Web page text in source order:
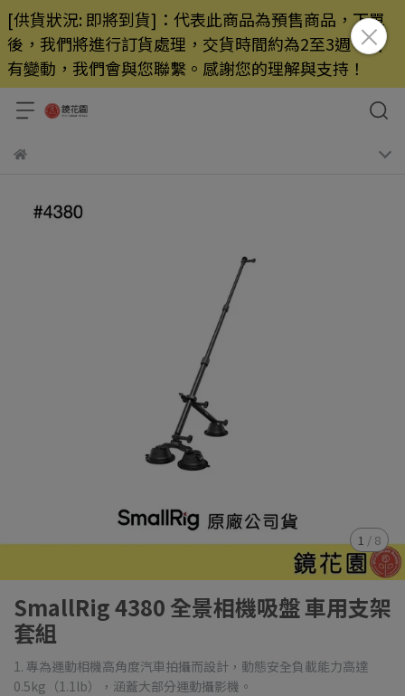
[供貨狀況: 即將到貨]：代表此商品為預售商品，下單
後，我們將進行訂貨處理，交貨時間約為2至3週，若
有變動，我們會與您聯繫。感謝您的理解與支持！
1 / 8
SmallRig 4380 全景相機吸盤 車用支架
套組
1. 專為運動相機高角度汽車拍攝而設計，動態安全負載能力高達
0.5kg（1.1lb），涵蓋大部分運動攝影機。